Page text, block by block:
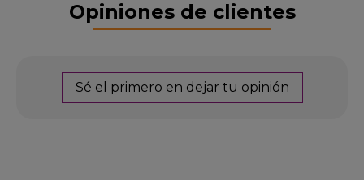
Opiniones de clientes
Sé el primero en dejar tu opinión